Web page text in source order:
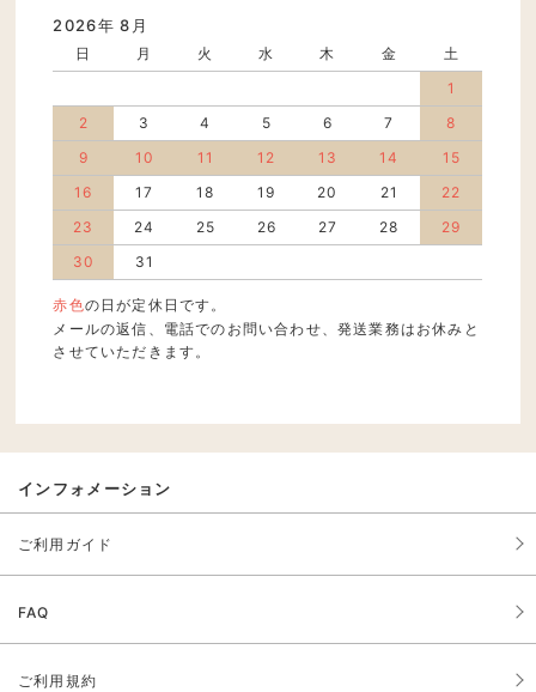
2026年 8月
日 月 火 水 木 金
土
1
2
3 4 5 6 7
8
9
10 11 12 13 14
15
16
17 18 19 20 21
22
23
24 25 26 27 28
29
30
31
赤色の日が定休日です。
メールの返信、電話でのお問い合わせ、発送業務はお休みと
させていただきます。
インフォメーション
ご利用ガイド
FAQ
ご利用規約